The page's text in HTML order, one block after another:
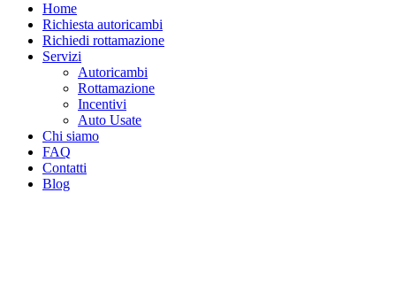
Home
Richiesta autoricambi
Richiedi rottamazione
Servizi
Autoricambi
Rottamazione
Incentivi
Auto Usate
Chi siamo
FAQ
Contatti
Blog